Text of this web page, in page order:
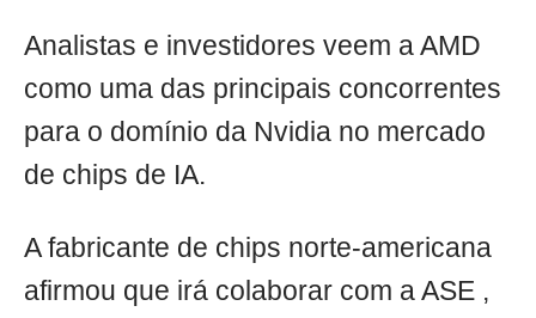
Analistas e investidores veem a AMD
como uma das principais concorrentes
para o domínio da Nvidia no mercado
de chips de IA.
A fabricante de chips norte-americana
afirmou que irá colaborar com a ASE ,